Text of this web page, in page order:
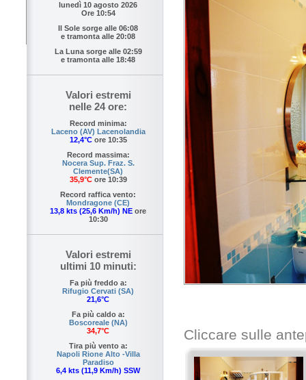
lunedì 10 agosto 2026
Ore 10:54
Il Sole sorge alle 06:08
e tramonta alle 20:08
La Luna sorge alle 02:59
e tramonta alle 18:48
Valori estremi
nelle 24 ore:
Record minima:
Laceno (AV) Lacenolandia
12,4°Core 10:35
Record massima:
Nocera Sup. Fraz. S.
Clemente(SA)
35,9°Core 10:39
Record raffica vento:
Mondragone (CE)
13,8 kts (25,6 Km/h) NE ore
10:30
Valori estremi
ultimi 10 minuti:
Fa più freddo a:
Rifugio Cervati (SA)
21,6°C
Fa più caldo a:
Boscoreale (NA)
34,7°C
Tira più vento a:
Napoli Rione Alto -Villa
Paradiso
6,4 kts (11,9 Km/h) SSW
Cliccare sulle